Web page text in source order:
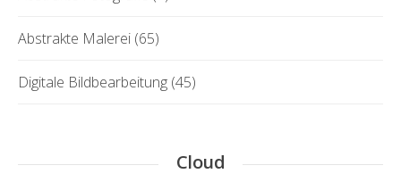
Abstrakte Malerei (65)
Digitale Bildbearbeitung (45)
Cloud